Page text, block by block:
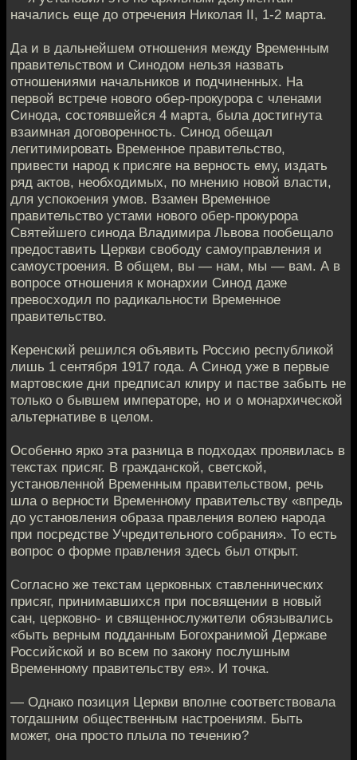
начались еще до отречения Николая II, 1-2 марта.
Да и в дальнейшем отношения между Временным
правительством и Синодом нельзя назвать
отношениями начальников и подчиненных. На
первой встрече нового обер-прокурора с членами
Синода, состоявшейся 4 марта, была достигнута
взаимная договоренность. Синод обещал
легитимировать Временное правительство,
привести народ к присяге на верность ему, издать
ряд актов, необходимых, по мнению новой власти,
для успокоения умов. Взамен Временное
правительство устами нового обер-прокурора
Святейшего синода Владимира Львова пообещало
предоставить Церкви свободу самоуправления и
самоустроения. В общем, вы — нам, мы — вам. А в
вопросе отношения к монархии Синод даже
превосходил по радикальности Временное
правительство.
Керенский решился объявить Россию республикой
лишь 1 сентября 1917 года. А Синод уже в первые
мартовские дни предписал клиру и пастве забыть не
только о бывшем императоре, но и о монархической
альтернативе в целом.
Особенно ярко эта разница в подходах проявилась в
текстах присяг. В гражданской, светской,
установленной Временным правительством, речь
шла о верности Временному правительству «впредь
до установления образа правления волею народа
при посредстве Учредительного собрания». То есть
вопрос о форме правления здесь был открыт.
Согласно же текстам церковных ставленнических
присяг, принимавшихся при посвящении в новый
сан, церковно- и священнослужители обязывались
«быть верным подданным Богохранимой Державе
Российской и во всем по закону послушным
Временному правительству ея». И точка.
— Однако позиция Церкви вполне соответствовала
тогдашним общественным настроениям. Быть
может, она просто плыла по течению?